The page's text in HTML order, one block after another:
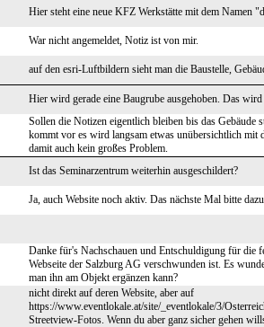
Hier steht eine neue KFZ Werkstätte mit dem Namen
War nicht angemeldet, Notiz ist von mir.
auf den esri-Luftbildern sieht man die Baustelle,
Hier wird gerade eine Baugrube ausgehoben. Das
Sollen die Notizen eigentlich bleiben bis das Gebäude
kommt vor es wird langsam etwas unübersichtlich mit
damit auch kein großes Problem.
Ist das Seminarzentrum weiterhin ausgeschildert?
Ja, auch Website noch aktiv. Das nächste Mal bitte
Danke für's Nachschauen und Entschuldigung für die
Webseite der Salzburg AG verschwunden ist. Es
man ihn am Objekt ergänzen kann?
nicht direkt auf deren Website, aber auf
https://www.eventlokale.at/site/_eventlokale/3/
Streetview-Fotos. Wenn du aber ganz sicher gehen